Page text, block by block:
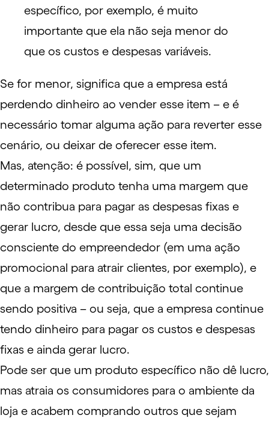
específico, por exemplo, é muito
importante que ela não seja menor do
que os custos e despesas variáveis.
Se for menor, significa que a empresa está
perdendo dinheiro ao vender esse item – e é
necessário tomar alguma ação para reverter esse
cenário, ou deixar de oferecer esse item.
Mas, atenção: é possível, sim, que um
determinado produto tenha uma margem que
não contribua para pagar as despesas fixas e
gerar lucro, desde que essa seja uma decisão
consciente do empreendedor (em uma ação
promocional para atrair clientes, por exemplo), e
que a margem de contribuição total continue
sendo positiva – ou seja, que a empresa continue
tendo dinheiro para pagar os custos e despesas
fixas e ainda gerar lucro.
Pode ser que um produto específico não dê lucro,
mas atraia os consumidores para o ambiente da
loja e acabem comprando outros que sejam